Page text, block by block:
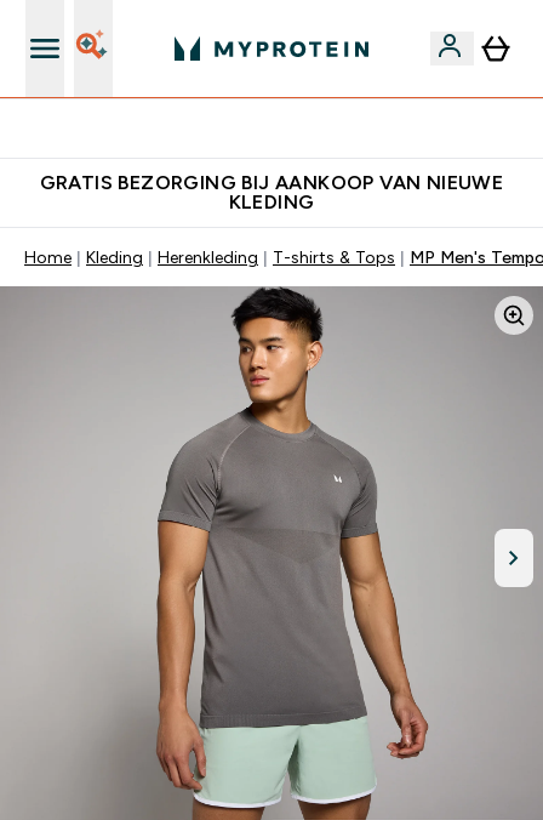
GRATIS BEZORGING BIJ AANKOOP VAN NIEUWE
KLEDING
Home Kleding Herenkleding T-shirts & Tops MP Men's